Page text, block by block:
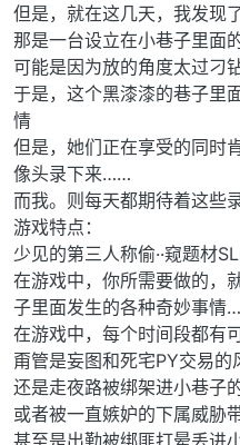
但是，就在这几天，我发现
那是一台设立在小巷子里面
可能是因为放的角度太过刁
于是，这个黑漆漆的巷子里
情
但是，她们正在享受的同时
像头录下来……
而我。则每天都期待着这些
游戏特点：
少见的第三人称偷··窥题材
在游戏中，你所需要做的，
子里面发生的各种奇妙事情
在游戏中，每个时间段都有
甭管是妄图和死宅PY交易的
还是走夜路被绑架进小巷子
或者被一直嫉妒的下属威胁